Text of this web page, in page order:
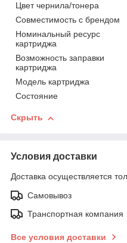
Цвет чернила/тонера
Совместимость с брендом
Номинальный ресурс
картриджа
Возможность заправки
картриджа
Модель картриджа
Состояние
Скрыть
Условия доставки
Доставка осуществляется
Самовывоз
Транспортная компания
Все условия доставки